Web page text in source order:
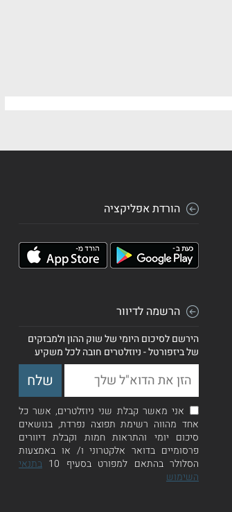
הורדת אפליקציה
הרשמה לדיוור
הירשם לסיכום היומי של שוק ההון ולמבזקים
של ביזפורטל - ניוזלטרים חובה לכל משקיע
אני מאשר קבלת שני ניוזלטרים, אשר כל
אחד מהווה רשימת תפוצה נפרדת, בנושאים
סיכום יומי והתראות חמות וקבלת דיוורים
פרסומיים בדואר אלקטרוני ו/ או באמצעות
הסלולר בהתאם למפורט בסעיף 10
בתנאי
השימוש